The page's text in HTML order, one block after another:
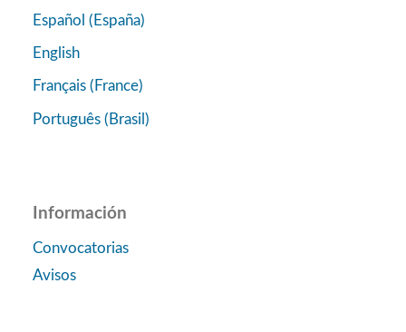
Español (España)
English
Français (France)
Português (Brasil)
Información
Convocatorias
Avisos